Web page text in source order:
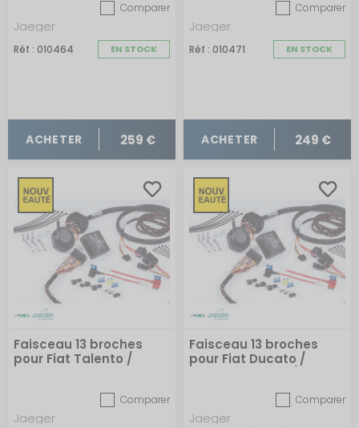
électriques depuis 2021
sans pré-câblage
Comparer
Jaeger
Réf : 010464 EN STOCK
ACHETER 259 €
câblage depuis juin
2006
Comparer
Jaeger
Réf : 010471 EN STOCK
ACHETER 249 €
Faisceau 13 broches
pour Fiat Talento /
Traffic sans pré-
câblage depuis 2014
Comparer
Jaeger
Faisceau 13 broches
pour Fiat Ducato /
Proace Max sans pré-
câblage depuis 2024
Comparer
Jaeger